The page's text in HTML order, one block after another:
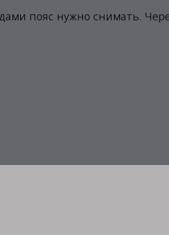
пояс нужно снимать.